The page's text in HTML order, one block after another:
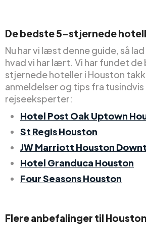
De bedste 5-stjernede
Nu har vi læst denne guide, så
hvad vi har lært. Vi har fundet
stjernede hoteller i Houston
anmeldelser og tips fra
rejseeksperter:
Hotel Post Oak Uptown
St Regis Houston
JW Marriott Houston
Hotel Granduca Houston
Four Seasons Houston
Flere anbefalinger til Houston